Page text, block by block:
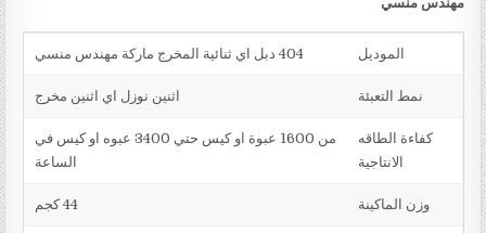
الموديل 404 دبل اي ثنائية المخرج ماركة مهندس منسي
نمط التعبئة اثنين نوزل اي اثنين مخرج
كفاءة الطاقه
الانتاجية
من 1600 عبوة او كيس حتي 3400 عبوه او كيس في
الساعة
وزن الماكينة 44 كجم